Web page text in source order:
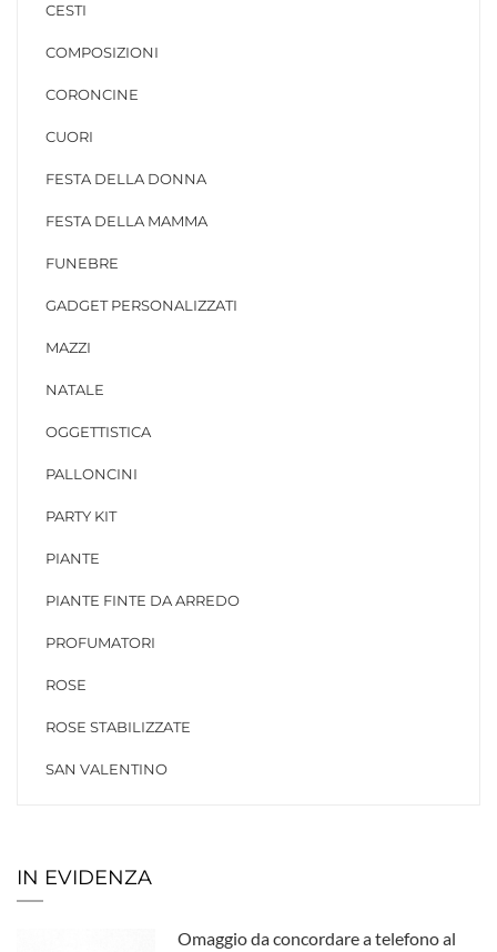
CESTI
COMPOSIZIONI
CORONCINE
CUORI
FESTA DELLA DONNA
FESTA DELLA MAMMA
FUNEBRE
GADGET PERSONALIZZATI
MAZZI
NATALE
OGGETTISTICA
PALLONCINI
PARTY KIT
PIANTE
PIANTE FINTE DA ARREDO
PROFUMATORI
ROSE
ROSE STABILIZZATE
SAN VALENTINO
IN EVIDENZA
Omaggio da concordare a telefono al